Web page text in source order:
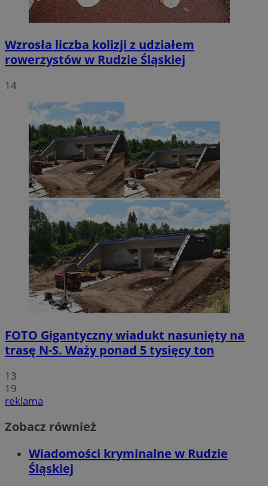
Wzrosła liczba kolizji z udziałem
rowerzystów w Rudzie Śląskiej
14
FOTO Gigantyczny wiadukt nasunięty na
trasę N-S. Waży ponad 5 tysięcy ton
13
19
reklama
Zobacz również
Wiadomości kryminalne w Rudzie
Śląskiej